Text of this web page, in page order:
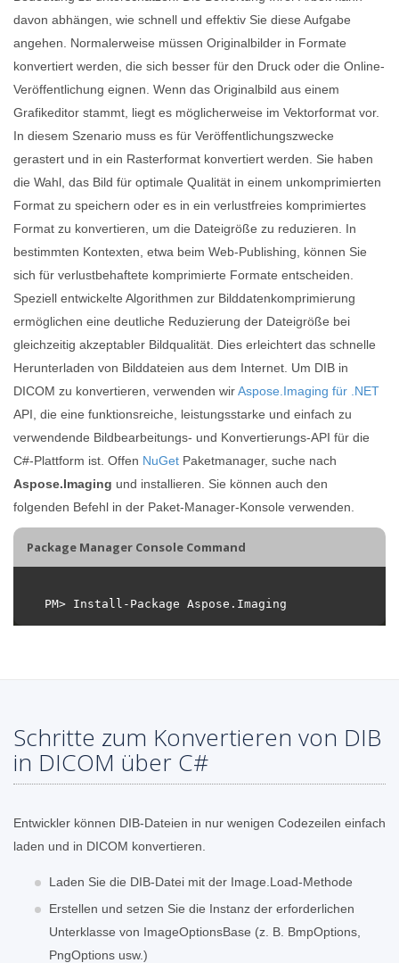
davon abhängen, wie schnell und effektiv Sie diese Aufgabe
angehen. Normalerweise müssen Originalbilder in Formate
konvertiert werden, die sich besser für den Druck oder die Online-
Veröffentlichung eignen. Wenn das Originalbild aus einem
Grafikeditor stammt, liegt es möglicherweise im Vektorformat vor.
In diesem Szenario muss es für Veröffentlichungszwecke
gerastert und in ein Rasterformat konvertiert werden. Sie haben
die Wahl, das Bild für optimale Qualität in einem unkomprimierten
Format zu speichern oder es in ein verlustfreies komprimiertes
Format zu konvertieren, um die Dateigröße zu reduzieren. In
bestimmten Kontexten, etwa beim Web-Publishing, können Sie
sich für verlustbehaftete komprimierte Formate entscheiden.
Speziell entwickelte Algorithmen zur Bilddatenkomprimierung
ermöglichen eine deutliche Reduzierung der Dateigröße bei
gleichzeitig akzeptabler Bildqualität. Dies erleichtert das schnelle
Herunterladen von Bilddateien aus dem Internet. Um DIB in
DICOM zu konvertieren, verwenden wirAspose.Imaging für .NET
API, die eine funktionsreiche, leistungsstarke und einfach zu
verwendende Bildbearbeitungs- und Konvertierungs-API für die
C#-Plattform ist. Offen NuGet Paketmanager, suche nach
Aspose.Imaging und installieren. Sie können auch den
folgenden Befehl in der Paket-Manager-Konsole verwenden.
Package Manager Console Command
Schritte zum Konvertieren von DIB
in DICOM über C#
Entwickler können DIB-Dateien in nur wenigen Codezeilen einfach
laden und in DICOM konvertieren.
Laden Sie die DIB-Datei mit der Image.Load-Methode
Erstellen und setzen Sie die Instanz der erforderlichen
Unterklasse von ImageOptionsBase (z. B. BmpOptions,
PngOptions usw.)